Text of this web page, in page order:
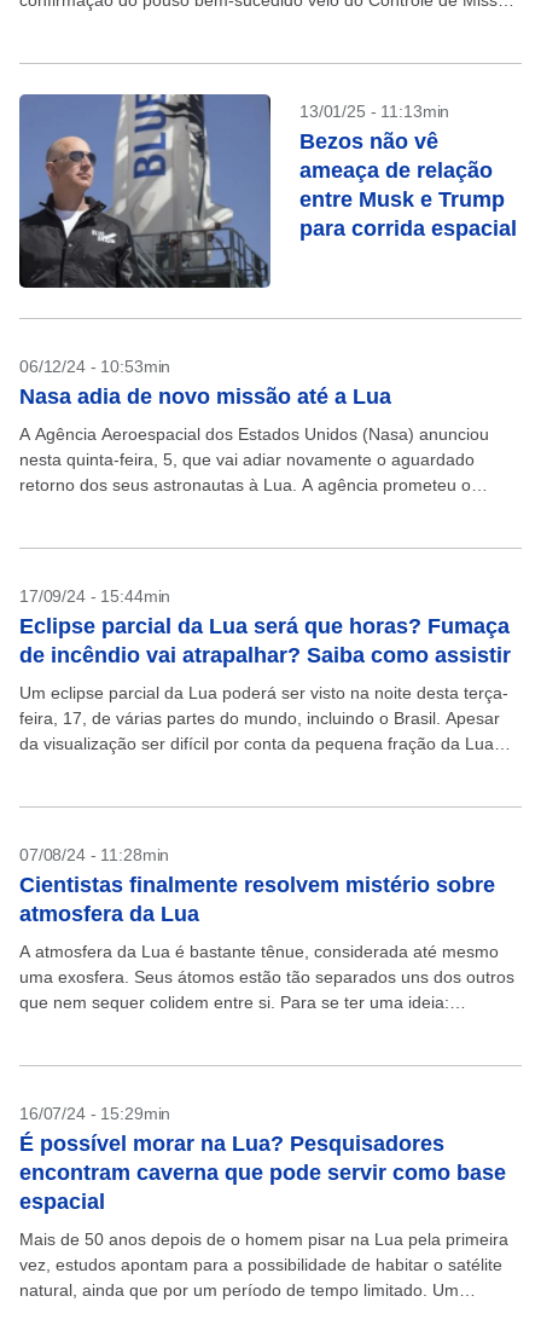
13/01/25 - 11:13min
Bezos não vê
ameaça de relação
entre Musk e Trump
para corrida espacial
06/12/24 - 10:53min
Nasa adia de novo missão até a Lua
A Agência Aeroespacial dos Estados Unidos (Nasa) anunciou
nesta quinta-feira, 5, que vai adiar novamente o aguardado
retorno dos seus astronautas à Lua. A agência prometeu o
17/09/24 - 15:44min
Eclipse parcial da Lua será que horas? Fumaça
de incêndio vai atrapalhar? Saiba como assistir
Um eclipse parcial da Lua poderá ser visto na noite desta terça-
feira, 17, de várias partes do mundo, incluindo o Brasil. Apesar
da visualização ser difícil por conta da pequena fração da Lua
07/08/24 - 11:28min
Cientistas finalmente resolvem mistério sobre
atmosfera da Lua
A atmosfera da Lua é bastante tênue, considerada até mesmo
uma exosfera. Seus átomos estão tão separados uns dos outros
que nem sequer colidem entre si. Para se ter uma ideia:
16/07/24 - 15:29min
É possível morar na Lua? Pesquisadores
encontram caverna que pode servir como base
espacial
Mais de 50 anos depois de o homem pisar na Lua pela primeira
vez, estudos apontam para a possibilidade de habitar o satélite
natural, ainda que por um período de tempo limitado. Um